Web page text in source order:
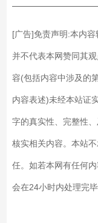
[广告]免责声明:本内容
并不代表本网赞同其
容(包括内容中涉及的
内容表述)未经本站证
字的真实性、完整性
核实相关内容。本站
任。如若本网有任何
会在24小时内处理完毕